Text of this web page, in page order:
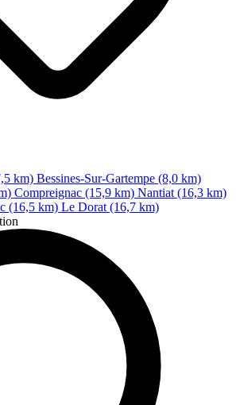
km) Bessines-Sur-Gartempe (8,0 km)
Compreignac (15,9 km) Nantiat (16,3 km)
(16,5 km) Le Dorat (16,7 km)